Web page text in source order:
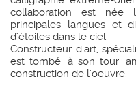
collaboration est née
principales langues et
d'étoiles dans le ciel.
Constructeur d'art,
est tombé, à son tour,
construction de l'oeuvre.